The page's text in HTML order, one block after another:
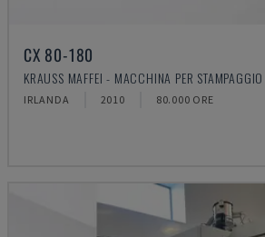
CX 80-180
KRAUSS MAFFEI - MACCHINA PER
IRLANDA 2010 80.000 ORE